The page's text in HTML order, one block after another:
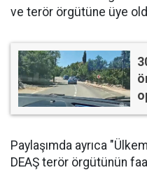
ve terör örgütüne üye
Paylaşımda ayrıca
DEAŞ terör örgütünün